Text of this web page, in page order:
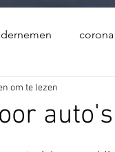
corona
auto's
om te lezen